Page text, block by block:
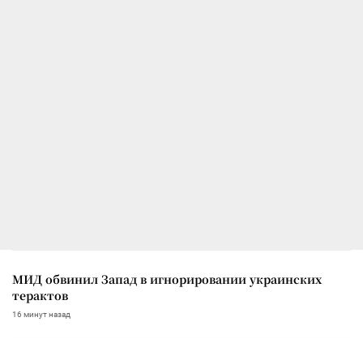
МИД обвинил Запад в игнорировании украинских
терактов
16 минут назад